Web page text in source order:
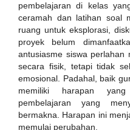
pembelajaran di kelas
ceramah dan latihan soal
ruang untuk eksplorasi,
proyek belum
antusiasme siswa
secara fisik, tetapi tidak
emosional. Padahal, baik
memiliki harapan
pembelajaran yang
bermakna. Harapan ini
memulai perubahan.